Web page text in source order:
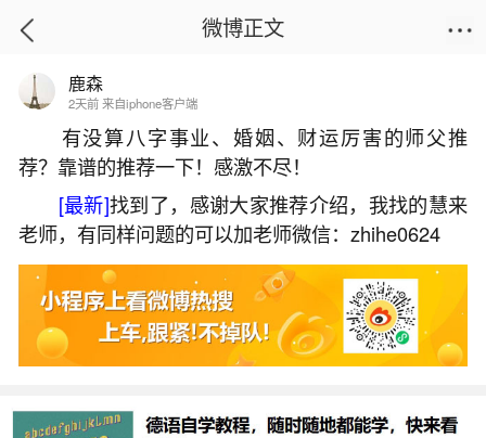
首页
1996年正月初二运势
2026-06-03 14:58:04 4 1 赞
生活中像1996年正月初二运势都是很常见的问
题，但是小问题不注意可能会引起大麻烦，下面就
这个问题给大家做一些解读：
1、鼠31岁男正月初二亥时出生好吗
微博正文
鹿森
2天前 来自iphone客户端
有没算八字事业、婚姻、财运厉害的师父推
荐？靠谱的推荐一下！感激不尽！
[最新]找到了，感谢大家推荐介绍，我找的慧来
老师，有同样问题的可以加老师微信：zhihe0624